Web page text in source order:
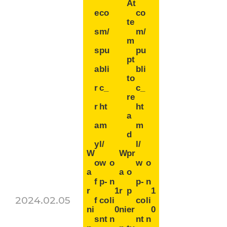
2024.02.05
W
a
r
ni
e
s
s
a
r
r
a
y
o
f
f
s
co
m/
pu
bli
c_
ht
m
l/
w
p-
co
nt
o
n
li
n
1
0
W
a
r
ni
At
te
m
pt
to
re
a
d
pr
o
p
er
co
m/
pu
bli
c_
ht
m
l/
w
p-
co
nt
o
n
li
n
1
0